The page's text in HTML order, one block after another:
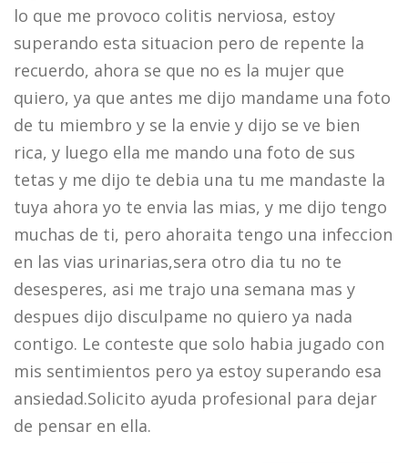
lo que me provoco colitis nerviosa, estoy
superando esta situacion pero de repente la
recuerdo, ahora se que no es la mujer que
quiero, ya que antes me dijo mandame una foto
de tu miembro y se la envie y dijo se ve bien
rica, y luego ella me mando una foto de sus
tetas y me dijo te debia una tu me mandaste la
tuya ahora yo te envia las mias, y me dijo tengo
muchas de ti, pero ahoraita tengo una infeccion
en las vias urinarias,sera otro dia tu no te
desesperes, asi me trajo una semana mas y
despues dijo disculpame no quiero ya nada
contigo. Le conteste que solo habia jugado con
mis sentimientos pero ya estoy superando esa
ansiedad.Solicito ayuda profesional para dejar
de pensar en ella.